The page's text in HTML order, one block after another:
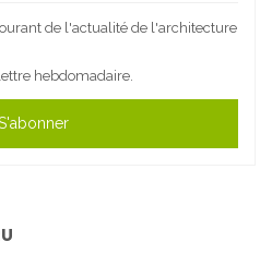
de l'actualité de l'architecture
hebdomadaire.